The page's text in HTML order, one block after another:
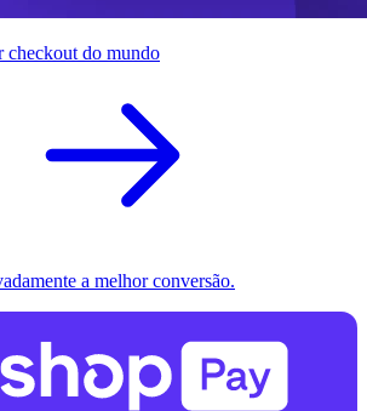
checkout do mundo
a melhor conversão.